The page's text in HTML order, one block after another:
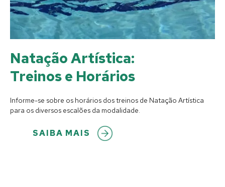
Natação Artística:
Treinos e Horários
Informe-se sobre os horários dos treinos de Natação Artística
para os diversos escalões da modalidade.
SAIBA MAIS